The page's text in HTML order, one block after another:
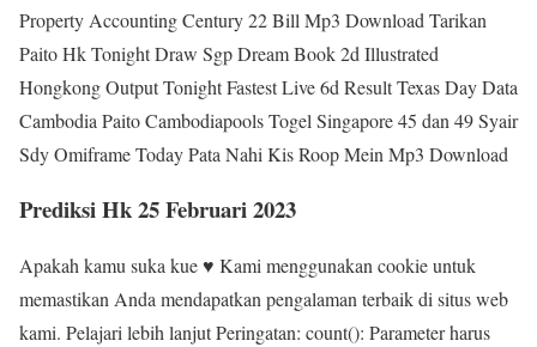
Property Accounting Century 22 Bill Mp3 Download Tarikan
Paito Hk Tonight Draw Sgp Dream Book 2d Illustrated
Hongkong Output Tonight Fastest Live 6d Result Texas Day Data
Cambodia Paito Cambodiapools Togel Singapore 45 dan 49 Syair
Sdy Omiframe Today Pata Nahi Kis Roop Mein Mp3 Download
Prediksi Hk 25 Februari 2023
Apakah kamu suka kue ♥ Kami menggunakan cookie untuk
memastikan Anda mendapatkan pengalaman terbaik di situs web
kami. Pelajari lebih lanjut Peringatan: count(): Parameter harus